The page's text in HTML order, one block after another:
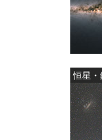
恒星